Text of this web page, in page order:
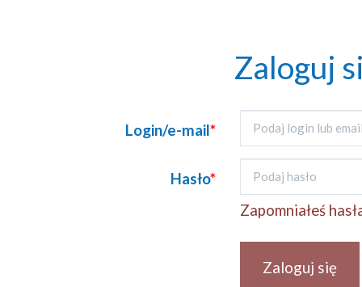
Zaloguj
Login/e-mail*
Hasło*
Zapomniałeś
Zaloguj się